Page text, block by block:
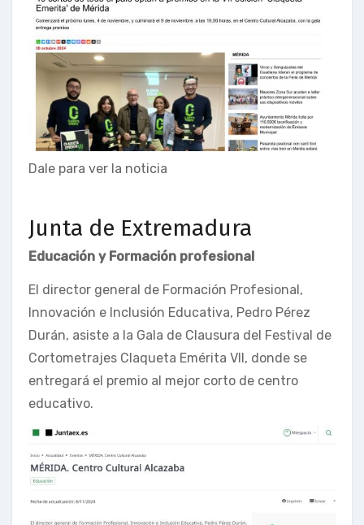
Dale para ver la noticia
Junta de Extremadura
Educación y Formación profesional
El director general de Formación Profesional,
Innovación e Inclusión Educativa, Pedro Pérez
Durán, asiste a la Gala de Clausura del Festival de
Cortometrajes Claqueta Emérita VII, donde se
entregará el premio al mejor corto de centro
educativo.